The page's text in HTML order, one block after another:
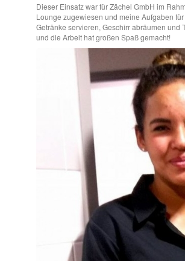
Dieser Einsatz war für Zächel GmbH im
Lounge zugewiesen und meine Aufgaben
Getränke servieren, Geschirr abräumen
und die Arbeit hat großen Spaß gemacht!